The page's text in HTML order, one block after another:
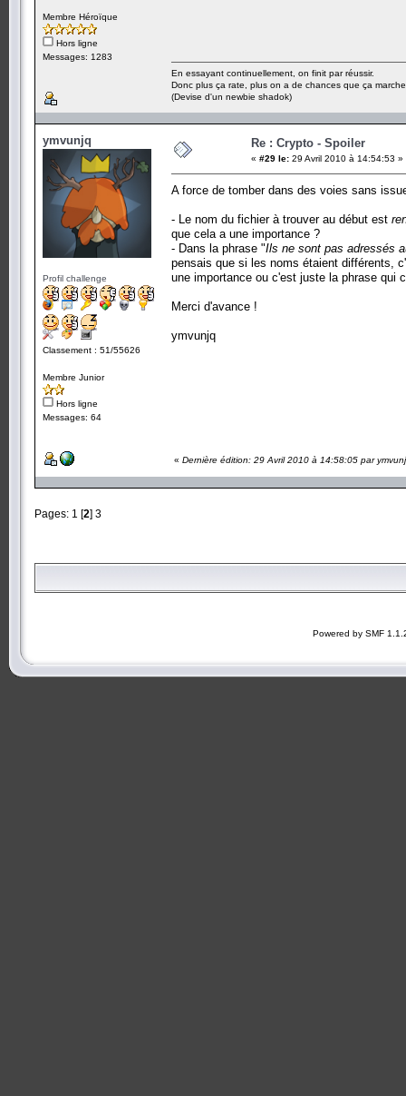
Membre Héroïque
Hors ligne
Messages: 1283
En essayant continuellement, on finit par réussir.
Donc plus ça rate, plus on a de chances que ça
(Devise d'un newbie shadok)
ymvunjq
Profil challenge
Classement : 51/55626
Membre Junior
Hors ligne
Messages: 64
Re : Crypto - Spoiler
« #29 le: 29 Avril 2010 à 14:54:53 »
A force de tomber dans des voies sans
- Le nom du fichier à trouver au début est
que cela a une importance ?
- Dans la phrase "Ils ne sont pas adressés
pensais que si les noms étaient différents,
une importance ou c'est juste la phrase qui
Merci d'avance !
ymvunjq
« Dernière édition: 29 Avril 2010 à 14:58:05 par
Pages: 1 [2] 3
Powered by SMF